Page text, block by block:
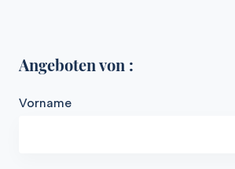
Angeboten von :
Vorname